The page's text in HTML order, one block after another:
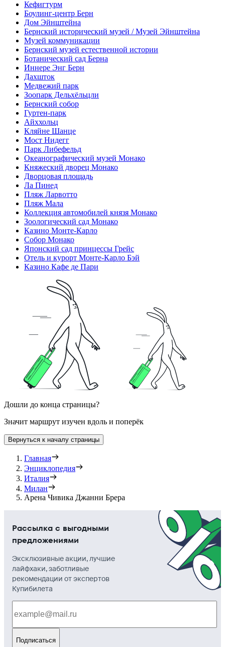
Кефигтурм
Боулинг-центр Берн
Дом Эйнштейна
Бернский исторический музей / Музей Эйнштейна
Музей коммуникации
Бернский музей естественной истории
Ботанический сад Берна
Иннере Энг Берн
Дахшток
Медвежий парк
Зоопарк Дельхёльцли
Бернский собор
Гуртен-парк
Айххольц
Кляйне Шанце
Мост Нидегг
Парк Либефельд
Океанографический музей Монако
Княжеский дворец Монако
Дворцовая площадь
Ла Пинед
Пляж Ларвотто
Пляж Мала
Коллекция автомобилей князя Монако
Зоологический сад Монако
Казино Монте-Карло
Собор Монако
Японский сад принцессы Грейс
Отель и курорт Монте-Карло Бэй
Казино Кафе де Пари
Дошли до конца страницы?
Значит маршрут изучен вдоль и поперёк
Вернуться к началу страницы
Главная
Энциклопедия
Италия
Милан
Арена Чивика Джанни Брера
Рассылка с выгодными
предложениями
Эксклюзивные акции, лучшие
лайфхаки, заботливые
рекомендации от экспертов
Купибилета
Подписаться